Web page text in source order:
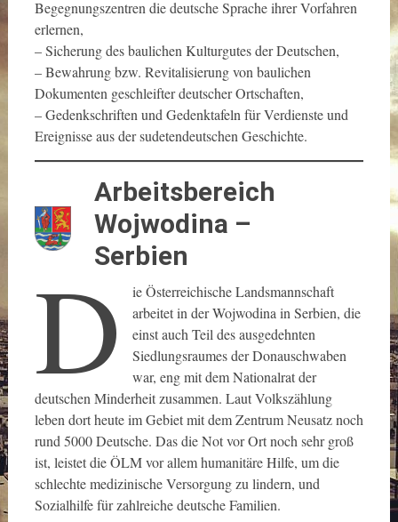
Begegnungszentren die deutsche Sprache ihrer Vorfahren
erlernen,
– Sicherung des baulichen Kulturgutes der Deutschen,
– Bewahrung bzw. Revitalisierung von baulichen
Dokumenten geschleifter deutscher Ortschaften,
– Gedenkschriften und Gedenktafeln für Verdienste und
Ereignisse aus der sudetendeutschen Geschichte.
Arbeitsbereich
Wojwodina –
Serbien
D
ie Österreichische Landsmannschaft
arbeitet in der Wojwodina in Serbien, die
einst auch Teil des ausgedehnten
Siedlungsraumes der Donauschwaben
war, eng mit dem Nationalrat der
deutschen Minderheit zusammen. Laut Volkszählung
leben dort heute im Gebiet mit dem Zentrum Neusatz noch
rund 5000 Deutsche. Das die Not vor Ort noch sehr groß
ist, leistet die ÖLM vor allem humanitäre Hilfe, um die
schlechte medizinische Versorgung zu lindern, und
Sozialhilfe für zahlreiche deutsche Familien.